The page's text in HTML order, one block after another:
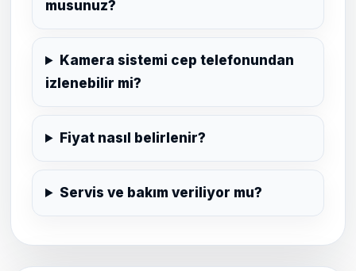
musunuz?
Kamera sistemi cep telefonundan
izlenebilir mi?
Fiyat nasıl belirlenir?
Servis ve bakım veriliyor mu?